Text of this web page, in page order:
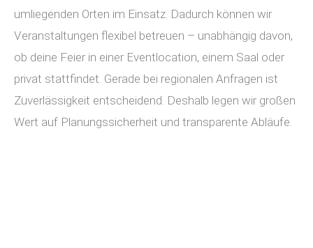
umliegenden Orten im Einsatz. Dadurch können wir
Veranstaltungen flexibel betreuen – unabhängig davon,
ob deine Feier in einer Eventlocation, einem Saal oder
privat stattfindet. Gerade bei regionalen Anfragen ist
Zuverlässigkeit entscheidend. Deshalb legen wir großen
Wert auf Planungssicherheit und transparente Abläufe.